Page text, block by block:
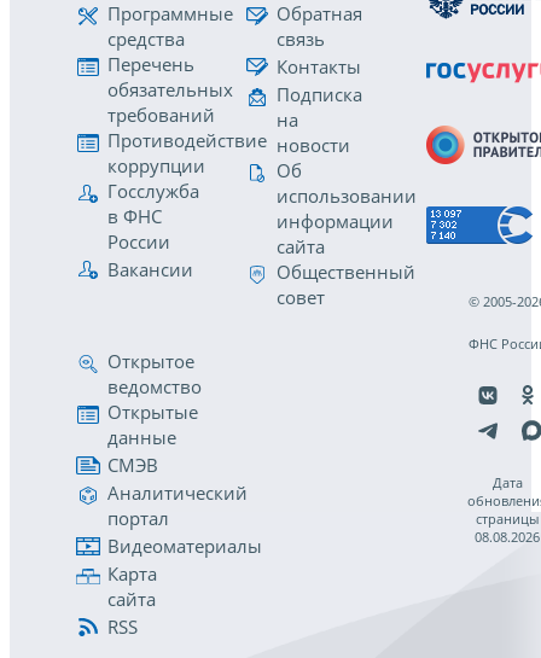
Программные
средства
Перечень
обязательных
требований
Противодействие
коррупции
Госслужба
в ФНС
России
Вакансии
Обратная
связь
Контакты
Подписка
на
новости
Об
использовании
информации
сайта
Общественный
совет
Открытое
ведомство
Открытые
данные
СМЭВ
Аналитический
портал
Видеоматериалы
Карта
сайта
RSS
© 2005-
ФНС
Дата
страницы
08.08.2026